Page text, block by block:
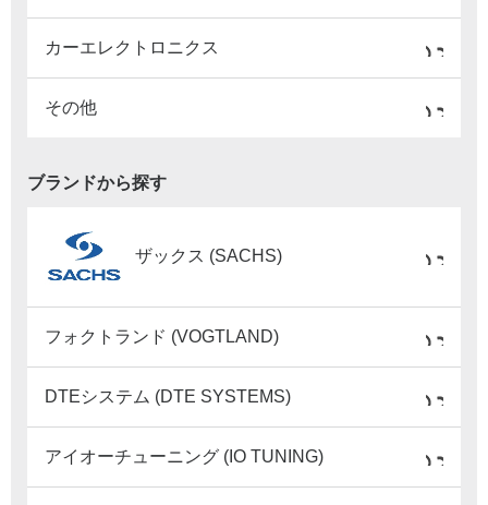
カーエレクトロニクス
その他
ブランドから探す
ザックス (SACHS)
フォクトランド (VOGTLAND)
DTEシステム (DTE SYSTEMS)
アイオーチューニング (IO TUNING)